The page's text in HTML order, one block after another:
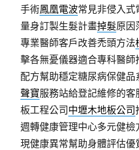
手術鳳凰電波常見非侵入
量身訂製生髮計畫掉髮原因
專業醫師客戶改善禿頭方法
擊各無憂儀器適合專科醫師
配方幫助穩定糖尿病保健
聲寶服務站給登記維修的
板工程公司 中壢木地板公司
週轉健康管理中心多元健檢
現健康異常幫助身體評估